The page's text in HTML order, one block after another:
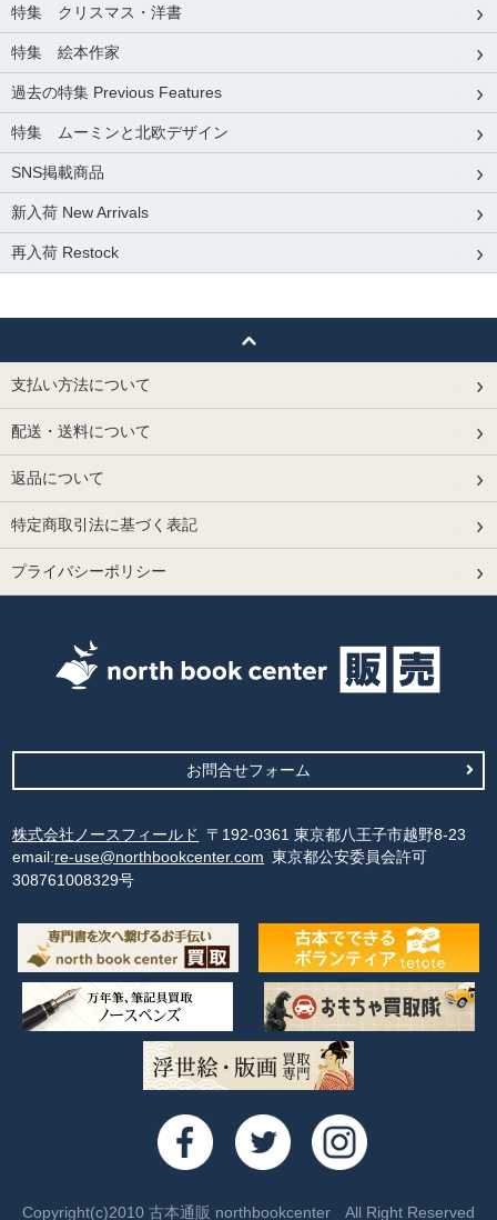
特集 クリスマス・洋書
特集 絵本作家
過去の特集 Previous Features
特集 ムーミンと北欧デザイン
SNS掲載商品
新入荷 New Arrivals
再入荷 Restock
支払い方法について
配送・送料について
返品について
特定商取引法に基づく表記
プライバシーポリシー
お問合せフォーム
株式会社ノースフィールド
〒192-0361 東京都八王子市越野8-23
email:re-use@northbookcenter.com 東京都公安委員会許可
308761008329号
Copyright(c)2010 古本通販 northbookcenter All Right Reserved